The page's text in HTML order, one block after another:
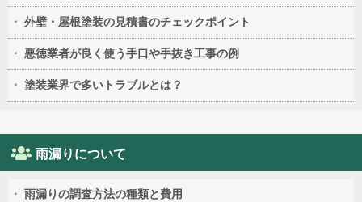
外壁・屋根塗装の見積書のチェックポイント
悪徳業者が良く使う手口や手抜き工事の例
塗装業界で多いトラブルとは？
雨漏りについて
雨漏りの調査方法の種類と費用